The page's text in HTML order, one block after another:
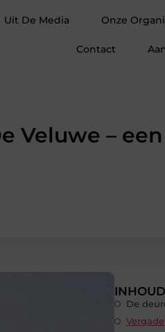
Uit De Media Onze
Contact
Veluwe –
De